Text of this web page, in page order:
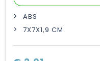
ABS
7X7X1,9 CM